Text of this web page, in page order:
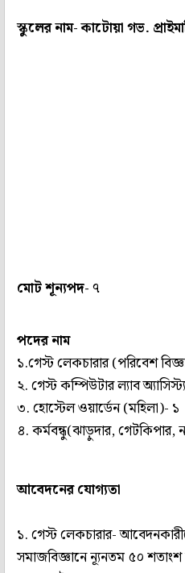
স্কুলের নাম- কাটোয়া গভ.
মোট শূন্যপদ-৭
পদের নাম
১.গেস্ট লেকচারার (পরিবেশ
২. গেস্ট কম্পিউটার ল্যাব
৩. হোস্টেল ওয়ার্ডেন (মহিলা)- ১
৪. কর্মবন্ধু(ঝাড়ুদার, গেটকিপার,
আবেদনের যোগ্যতা
১. গেস্ট লেকচারার-
সমাজবিজ্ঞানে ন্যূনতম ৫০